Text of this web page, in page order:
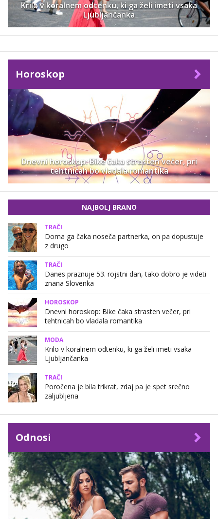
Krilo v koralnem odtenku, ki ga želi imeti vsaka
Ljubljančanka
Horoskop
Dnevni horoskop: Bike čaka strasten večer, pri
tehtnicah bo vladala romantika
NAJBOLJ BRANO
TRAČI
Doma ga čaka noseča partnerka, on pa dopustuje
z drugo
TRAČI
Danes praznuje 53. rojstni dan, tako dobro je videti
znana Slovenka
HOROSKOP
Dnevni horoskop: Bike čaka strasten večer, pri
tehtnicah bo vladala romantika
MODA
Krilo v koralnem odtenku, ki ga želi imeti vsaka
Ljubljančanka
TRAČI
Poročena je bila trikrat, zdaj pa je spet srečno
zaljubljena
Odnosi